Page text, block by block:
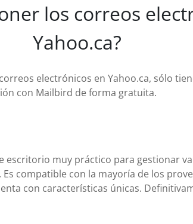
los correos
Yahoo.ca?
electrónicos en Yahoo.ca, sólo
con Mailbird de forma gratuita.
muy práctico para gestionar
compatible con la mayoría de los
con características únicas.